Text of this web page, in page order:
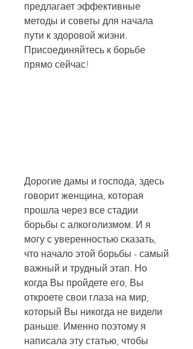
предлагает эффективные
методы и советы для начала
пути к здоровой жизни.
Присоединяйтесь к борьбе
прямо сейчас!
Дорогие дамы и господа, здесь
говорит женщина, которая
прошла через все стадии
борьбы с алкоголизмом. И я
могу с уверенностью сказать,
что начало этой борьбы - самый
важный и трудный этап. Но
когда Вы пройдете его, Вы
откроете свои глаза на мир,
который Вы никогда не видели
раньше. Именно поэтому я
написала эту статью, чтобы